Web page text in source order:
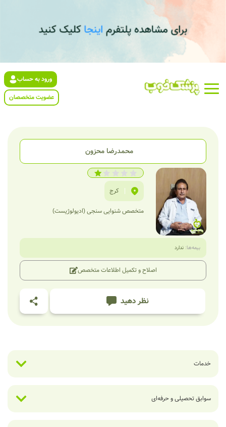
ورود به حساب
عضویت متخصصان
محمدرضا محزون
| کرج
متخصص شنوایی سنجی (ادیولوژیست)
بیمه‌ها: ندارد
اصلاح و تکمیل اطلاعات متخصص
نظر دهید
خدمات
سوابق تحصیلی و حرفه‌ای